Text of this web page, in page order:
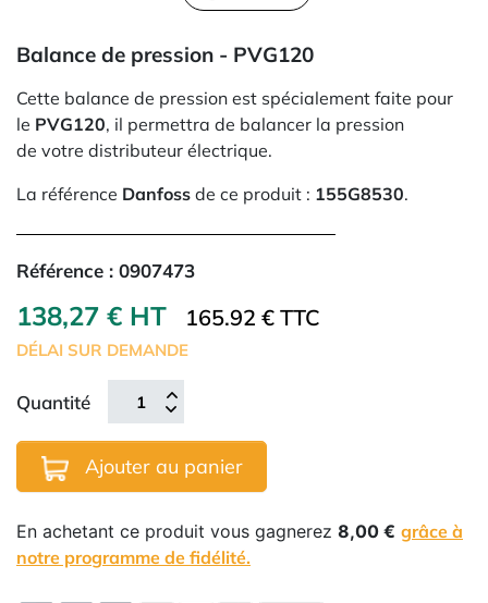
Balance de pression - PVG120
Cette balance de pression est spécialement faite pour
le PVG120, il permettra de balancer la pression
de votre distributeur électrique.
La référence Danfoss de ce produit : 155G8530.
Référence : 0907473
138,27 € HT 165.92 € TTC
DÉLAI SUR DEMANDE
Quantité
Ajouter au panier
En achetant ce produit vous gagnerez 8,00 € grâce à
notre programme de fidélité.